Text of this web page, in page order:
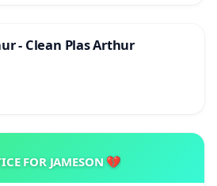
- Clean Plas Arthur
FOR JAMESON 💔